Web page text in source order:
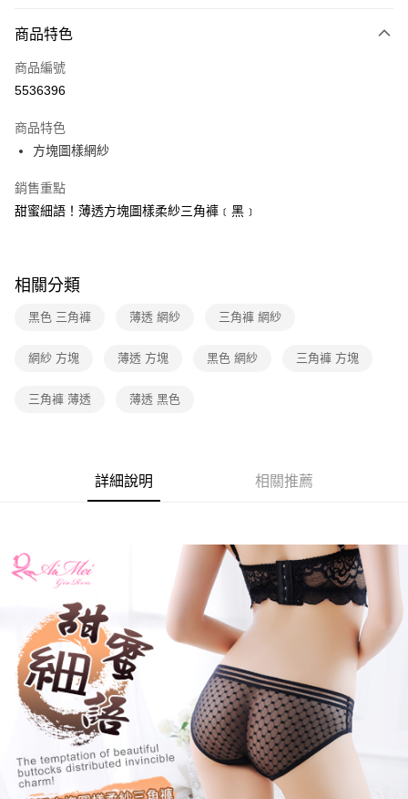
信用卡一次付款
超商取貨付款
Apple Pay
街口支付
悠遊付
運送方式
全家取貨付款
每筆NT$60，滿NT$600(含以上)免運費
付款後7-11取貨
宅配
每筆NT$80，滿NT$600(含以上)免運費
商品特色
商品編號
5536396
商品特色
方塊圖樣網紗
銷售重點
甜蜜細語！薄透方塊圖樣柔紗三角褲﹝黑﹞
相關分類
黑色 三角褲 薄透 網紗 三角褲 網紗
網紗 方塊 薄透 方塊 黑色 網紗 三角褲 方塊
三角褲 薄透 薄透 黑色
詳細說明 相關推薦